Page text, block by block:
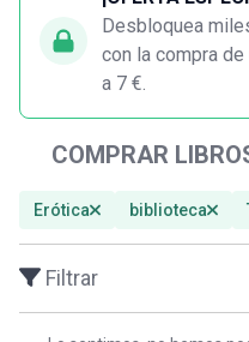
Desbloquea
con la compra
a 7 €.
COMPRAR
Erótica biblioteca
Filtrar